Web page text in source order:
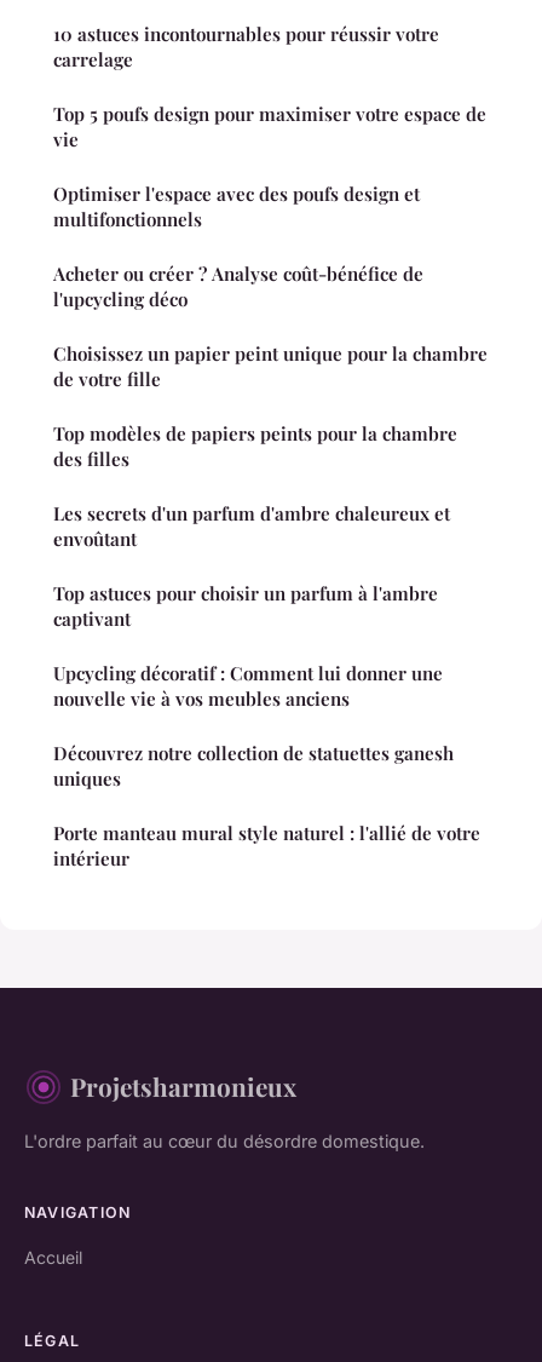
10 astuces incontournables pour réussir votre
carrelage
Top 5 poufs design pour maximiser votre espace de
vie
Optimiser l'espace avec des poufs design et
multifonctionnels
Acheter ou créer ? Analyse coût-bénéfice de
l'upcycling déco
Choisissez un papier peint unique pour la chambre
de votre fille
Top modèles de papiers peints pour la chambre
des filles
Les secrets d'un parfum d'ambre chaleureux et
envoûtant
Top astuces pour choisir un parfum à l'ambre
captivant
Upcycling décoratif : Comment lui donner une
nouvelle vie à vos meubles anciens
Découvrez notre collection de statuettes ganesh
uniques
Porte manteau mural style naturel : l'allié de votre
intérieur
Projetsharmonieux
L'ordre parfait au cœur du désordre domestique.
NAVIGATION
Accueil
LÉGAL